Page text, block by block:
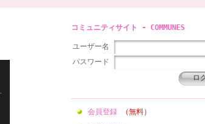
コミュニティサイト - COMMUNES
ユーザー名
パスワード
会員登録
（無料）